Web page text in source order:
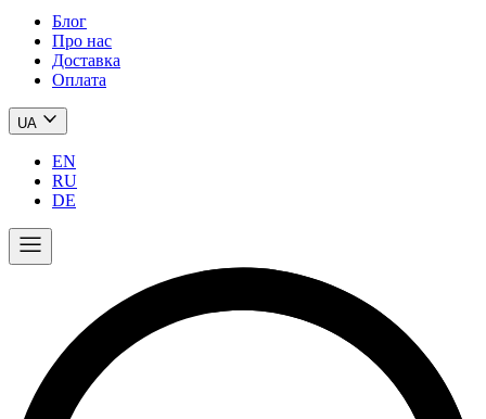
Блог
Про нас
Доставка
Оплата
UA
EN
RU
DE